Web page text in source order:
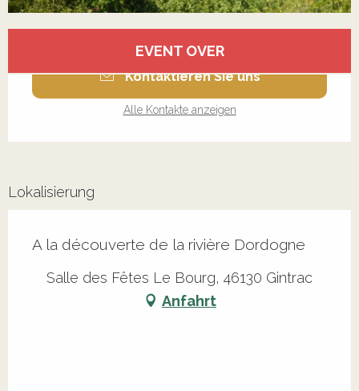
EVENT OVER
Kontaktieren Sie uns
Alle Kontakte anzeigen
Lokalisierung
A la découverte de la rivière Dordogne
Salle des Fêtes Le Bourg, 46130 Gintrac
Anfahrt